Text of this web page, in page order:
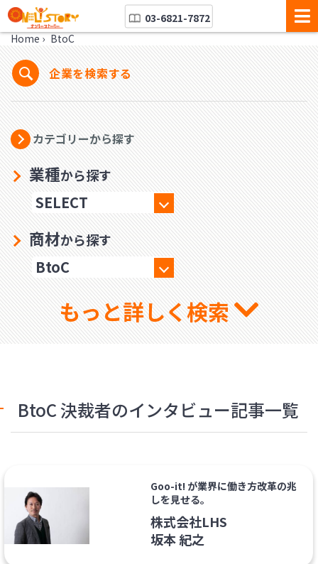
03-6821-7872
Home › BtoC
企業を検索する
カテゴリーから探す
業種から探す
商材から探す
もっと詳しく検索
BtoC 決裁者のインタビュー記事一覧
Goo-it! が業界に働き方改革の兆
しを見せる。
株式会社LHS
坂本 紀之